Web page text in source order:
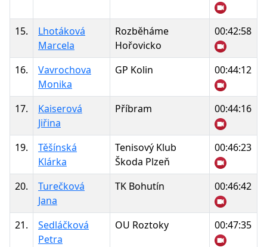
15.
Lhotáková
Marcela
Rozběháme
Hořovicko
00:42:58
16.
Vavrochova
Monika
GP Kolin 00:44:12
17.
Kaiserová
Jiřina
Příbram 00:44:16
19.
Těšínská
Klárka
Tenisový Klub
Škoda Plzeň
00:46:23
20.
Turečková
Jana
TK Bohutín 00:46:42
21.
Sedláčková
Petra
OU Roztoky 00:47:35